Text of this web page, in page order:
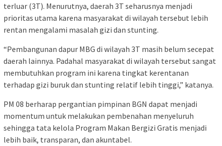
terluar (3T). Menurutnya, daerah 3T seharusnya menjadi
prioritas utama karena masyarakat di wilayah tersebut lebih
rentan mengalami masalah gizi dan stunting.
“Pembangunan dapur MBG di wilayah 3T masih belum secepat
daerah lainnya. Padahal masyarakat di wilayah tersebut sangat
membutuhkan program ini karena tingkat kerentanan
terhadap gizi buruk dan stunting relatif lebih tinggi,” katanya.
PM 08 berharap pergantian pimpinan BGN dapat menjadi
momentum untuk melakukan pembenahan menyeluruh
sehingga tata kelola Program Makan Bergizi Gratis menjadi
lebih baik, transparan, dan akuntabel.